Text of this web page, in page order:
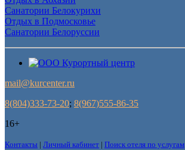
Санатории Белокурихи
Отдых в Подмосковье
Санатории Белоруссии
mail@kurcenter.ru
8(804)333-73-20; 8(967)555-86-35
16+
Контакты | Личный кабинет | Поиск отеля по услугам